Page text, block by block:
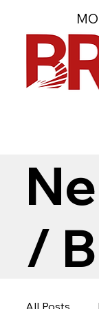
/
All Posts